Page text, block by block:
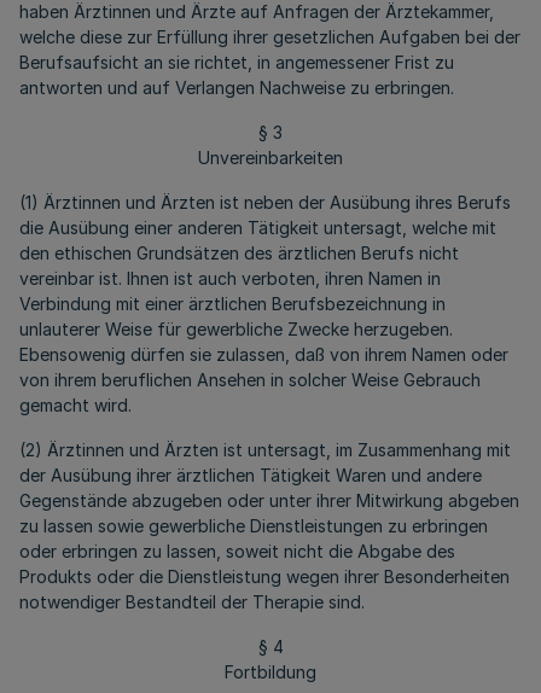
haben Ärztinnen und Ärzte auf Anfragen der Ärztekammer,
welche diese zur Erfüllung ihrer gesetzlichen Aufgaben bei der
Berufsaufsicht an sie richtet, in angemessener Frist zu
antworten und auf Verlangen Nachweise zu erbringen.
§ 3
Unvereinbarkeiten
(1) Ärztinnen und Ärzten ist neben der Ausübung ihres Berufs
die Ausübung einer anderen Tätigkeit untersagt, welche mit
den ethischen Grundsätzen des ärztlichen Berufs nicht
vereinbar ist. Ihnen ist auch verboten, ihren Namen in
Verbindung mit einer ärztlichen Berufsbezeichnung in
unlauterer Weise für gewerbliche Zwecke herzugeben.
Ebensowenig dürfen sie zulassen, daß von ihrem Namen oder
von ihrem beruflichen Ansehen in solcher Weise Gebrauch
gemacht wird.
(2) Ärztinnen und Ärzten ist untersagt, im Zusammenhang mit
der Ausübung ihrer ärztlichen Tätigkeit Waren und andere
Gegenstände abzugeben oder unter ihrer Mitwirkung abgeben
zu lassen sowie gewerbliche Dienstleistungen zu erbringen
oder erbringen zu lassen, soweit nicht die Abgabe des
Produkts oder die Dienstleistung wegen ihrer Besonderheiten
notwendiger Bestandteil der Therapie sind.
§ 4
Fortbildung